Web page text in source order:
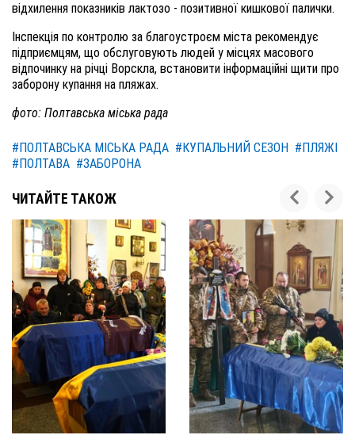
відхилення показників лактозо - позитивної кишкової палички.
Інспекція по контролю за благоустроєм міста рекомендує
підприємцям, що обслуговують людей у місцях масового
відпочинку на річці Ворскла, встановити інформаційні щити про
заборону купання на пляжах.
фото: Полтавська міська рада
#ПОЛТАВСЬКА МІСЬКА РАДА #КУПАЛЬНИЙ СЕЗОН #ПЛЯЖІ
#ПОЛТАВА #ЗАБОРОНА
ЧИТАЙТЕ ТАКОЖ